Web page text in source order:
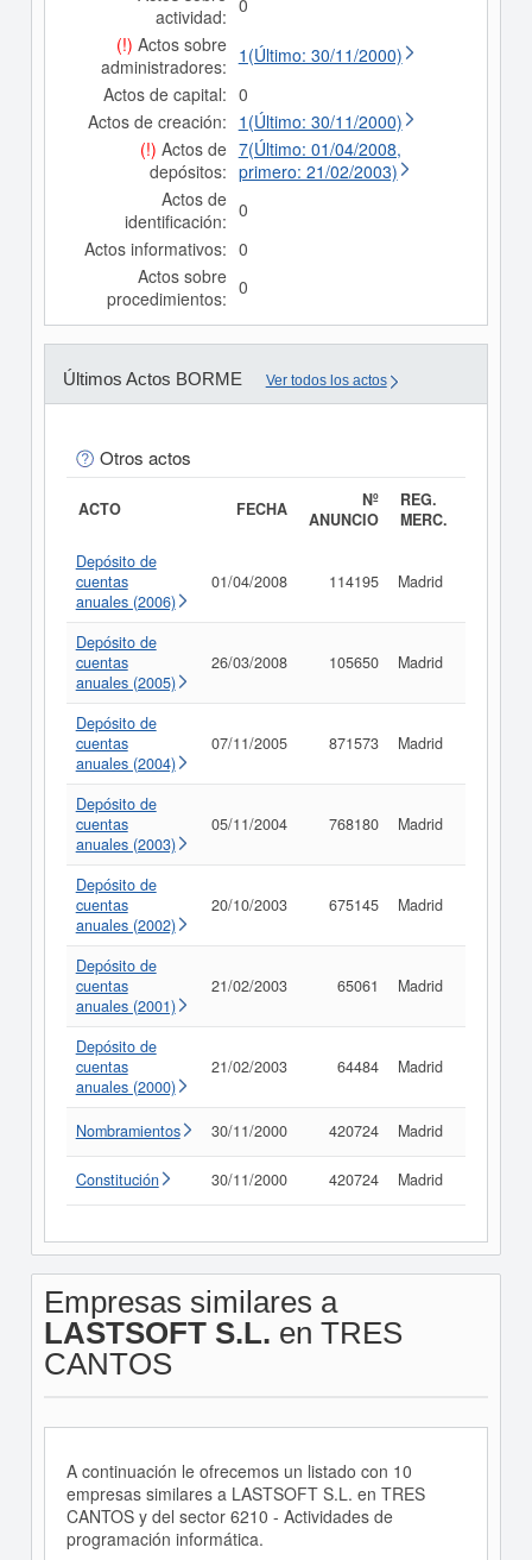
actividad: 0
(!) Actos sobre
administradores: 1(Último: 30/11/2000)
Actos de capital: 0
Actos de creación: 1(Último: 30/11/2000)
(!) Actos de
depósitos:
7(Último: 01/04/2008,
primero: 21/02/2003)
Actos de
identificación: 0
Actos informativos: 0
Actos sobre
procedimientos: 0
Últimos Actos BORME Ver todos los actos
Otros actos
ACTO FECHA
Nº
ANUNCIO
REG.
MERC.
Depósito de
cuentas
anuales (2006)
01/04/2008 114195 Madrid
Depósito de
cuentas
anuales (2005)
26/03/2008 105650 Madrid
Depósito de
cuentas
anuales (2004)
07/11/2005 871573 Madrid
Depósito de
cuentas
anuales (2003)
05/11/2004 768180 Madrid
Depósito de
cuentas
anuales (2002)
20/10/2003 675145 Madrid
Depósito de
cuentas
anuales (2001)
21/02/2003 65061 Madrid
Depósito de
cuentas
anuales (2000)
21/02/2003 64484 Madrid
Nombramientos 30/11/2000 420724 Madrid
Constitución 30/11/2000 420724 Madrid
Empresas similares a
LASTSOFT S.L. en TRES
CANTOS
A continuación le ofrecemos un listado con 10
empresas similares a LASTSOFT S.L. en TRES
CANTOS y del sector 6210 - Actividades de
programación informática.